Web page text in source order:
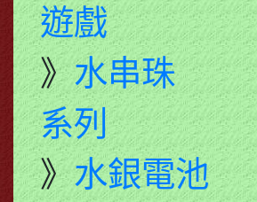
遊戲
》水串珠
系列
》水銀電池